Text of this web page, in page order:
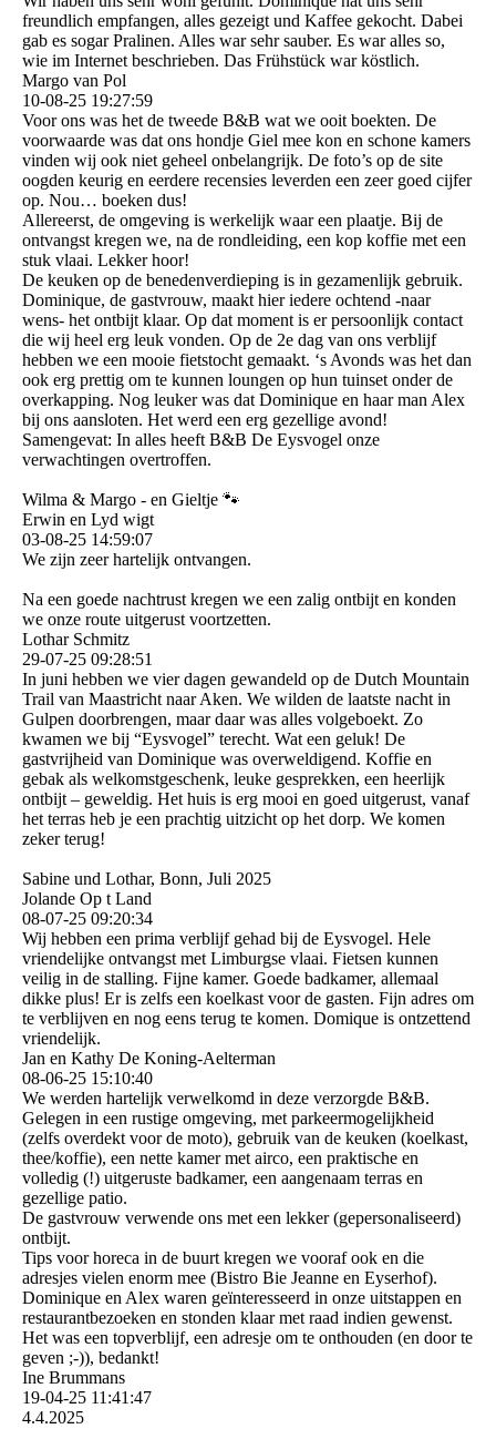
freundlich empfangen, alles gezeigt und Kaffee gekocht. Dabei
gab es sogar Pralinen. Alles war sehr sauber. Es war alles so,
wie im Internet beschrieben. Das Frühstück war köstlich.
Margo van Pol
10-08-25 19:27:59
Voor ons was het de tweede B&B wat we ooit boekten. De
voorwaarde was dat ons hondje Giel mee kon en schone kamers
vinden wij ook niet geheel onbelangrijk. De foto’s op de site
oogden keurig en eerdere recensies leverden een zeer goed cijfer
op. Nou… boeken dus!
Allereerst, de omgeving is werkelijk waar een plaatje. Bij de
ontvangst kregen we, na de rondleiding, een kop koffie met een
stuk vlaai. Lekker hoor!
De keuken op de benedenverdieping is in gezamenlijk gebruik.
Dominique, de gastvrouw, maakt hier iedere ochtend -naar
wens- het ontbijt klaar. Op dat moment is er persoonlijk contact
die wij heel erg leuk vonden. Op de 2e dag van ons verblijf
hebben we een mooie fietstocht gemaakt. ‘s Avonds was het dan
ook erg prettig om te kunnen loungen op hun tuinset onder de
overkapping. Nog leuker was dat Dominique en haar man Alex
bij ons aansloten. Het werd een erg gezellige avond!
Samengevat: In alles heeft B&B De Eysvogel onze
verwachtingen overtroffen.
Wilma & Margo - en Gieltje 🐾
Erwin en Lyd wigt
03-08-25 14:59:07
We zijn zeer hartelijk ontvangen.
Na een goede nachtrust kregen we een zalig ontbijt en konden
we onze route uitgerust voortzetten.
Lothar Schmitz
29-07-25 09:28:51
In juni hebben we vier dagen gewandeld op de Dutch Mountain
Trail van Maastricht naar Aken. We wilden de laatste nacht in
Gulpen doorbrengen, maar daar was alles volgeboekt. Zo
kwamen we bij “Eysvogel” terecht. Wat een geluk! De
gastvrijheid van Dominique was overweldigend. Koffie en
gebak als welkomstgeschenk, leuke gesprekken, een heerlijk
ontbijt – geweldig. Het huis is erg mooi en goed uitgerust, vanaf
het terras heb je een prachtig uitzicht op het dorp. We komen
zeker terug!
Sabine und Lothar, Bonn, Juli 2025
Jolande Op t Land
08-07-25 09:20:34
Wij hebben een prima verblijf gehad bij de Eysvogel. Hele
vriendelijke ontvangst met Limburgse vlaai. Fietsen kunnen
veilig in de stalling. Fijne kamer. Goede badkamer, allemaal
dikke plus! Er is zelfs een koelkast voor de gasten. Fijn adres om
te verblijven en nog eens terug te komen. Domique is ontzettend
vriendelijk.
Jan en Kathy De Koning-Aelterman
08-06-25 15:10:40
We werden hartelijk verwelkomd in deze verzorgde B&B.
Gelegen in een rustige omgeving, met parkeermogelijkheid
(zelfs overdekt voor de moto), gebruik van de keuken (koelkast,
thee/koffie), een nette kamer met airco, een praktische en
volledig (!) uitgeruste badkamer, een aangenaam terras en
gezellige patio.
De gastvrouw verwende ons met een lekker (gepersonaliseerd)
ontbijt.
Tips voor horeca in de buurt kregen we vooraf ook en die
adresjes vielen enorm mee (Bistro Bie Jeanne en Eyserhof).
Dominique en Alex waren geïnteresseerd in onze uitstappen en
restaurantbezoeken en stonden klaar met raad indien gewenst.
Het was een topverblijf, een adresje om te onthouden (en door te
geven ;-)), bedankt!
Ine Brummans
19-04-25 11:41:47
4.4.2025